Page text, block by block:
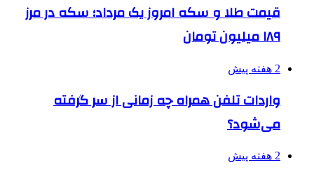
قیمت طلا و سکه امروز یک مرداد؛ سکه در مرز
۱۸۹ میلیون تومان
2 هفته پیش
واردات تلفن همراه چه زمانی از سر گرفته
می‌شود؟
2 هفته پیش